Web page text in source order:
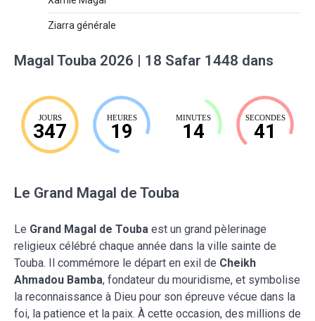
Ziarra générale
Magal Touba 2026 | 18 Safar 1448 dans
JOURS
347
HEURES
19
MINUTES
14
SECONDES
40
Le Grand Magal de Touba
Le Grand Magal de Touba est un grand pèlerinage
religieux célébré chaque année dans la ville sainte de
Touba. Il commémore le départ en exil de Cheikh
Ahmadou Bamba, fondateur du mouridisme, et symbolise
la reconnaissance à Dieu pour son épreuve vécue dans la
foi, la patience et la paix. À cette occasion, des millions de